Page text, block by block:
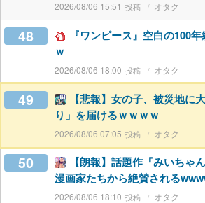
2026/08/06 15:51 オタク
48
『ワンピース』空白の100
ｗ
2026/08/06 18:00 オタク
49
【悲報】女の子、被災地に
り」を届けるｗｗｗｗ
2026/08/06 07:05 オタク
50
【朗報】話題作『みいちゃ
漫画家たちから絶賛される
2026/08/06 18:10 オタク